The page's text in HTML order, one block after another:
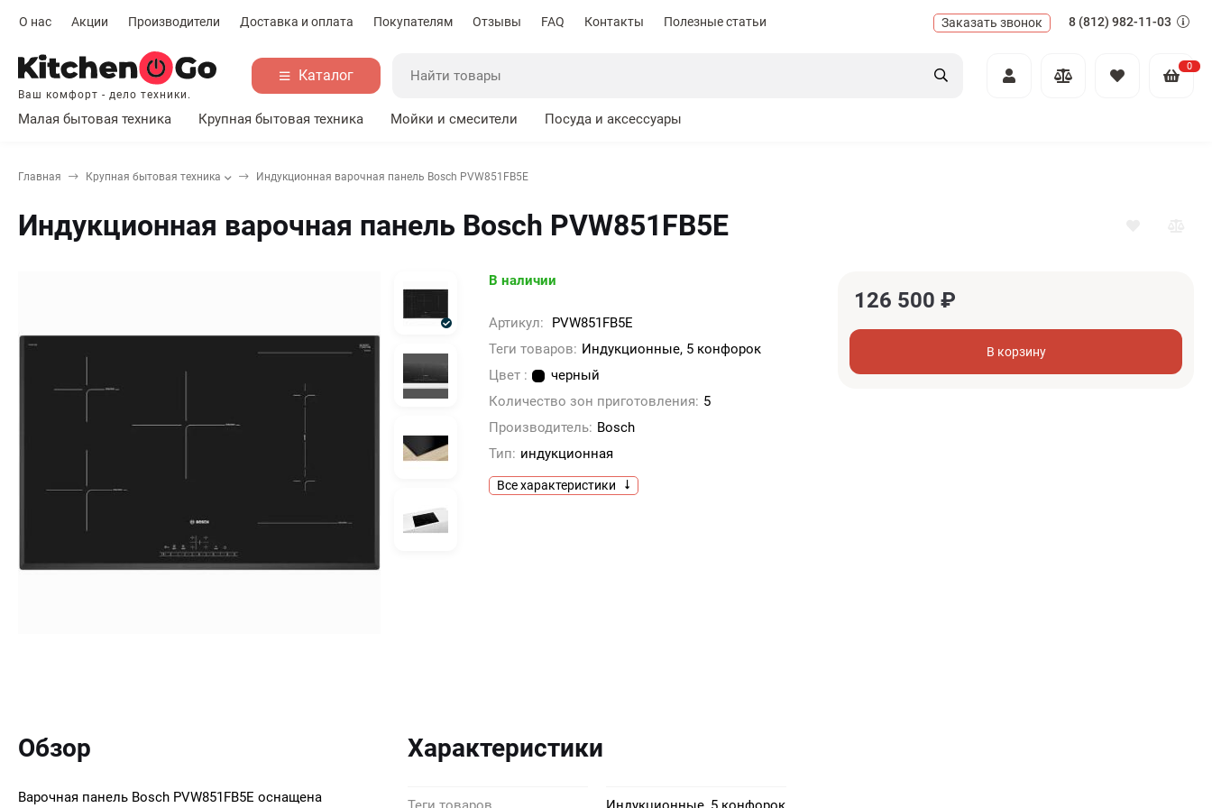
О нас Акции Производители Доставка и оплата Покупателям Отзывы FAQ Контакты Полезные статьи Заказать звонок 8 (812) 982-11-03
Ваш комфорт - дело техники.
Каталог
0
Малая бытовая техника Крупная бытовая техника Мойки и смесители Посуда и аксессуары
Главная Крупная бытовая техника Индукционная варочная панель Bosch PVW851FB5E
Индукционная варочная панель Bosch PVW851FB5E
В наличии
Артикул:
PVW851FB5E
Теги товаров: Индукционные, 5 конфорок
Цвет :
черный
Количество зон приготовления: 5
Производитель: Bosch
Тип: индукционная
Все характеристики
126 500 ₽
В корзину
Обзор
Варочная панель Bosch PVW851FB5E оснащена
Характеристики